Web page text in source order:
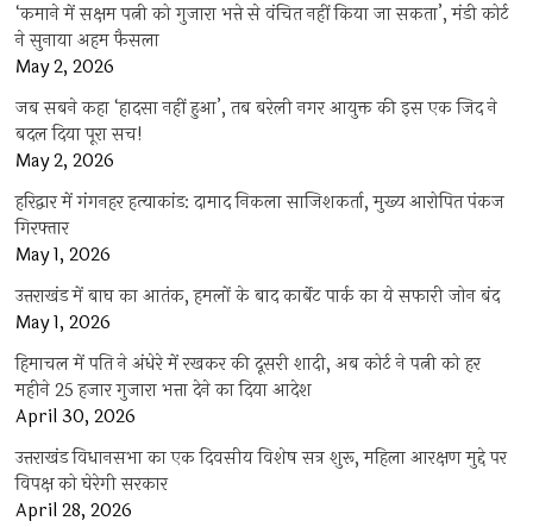
‘कमाने में सक्षम पत्नी को गुजारा भत्ते से वंचित नहीं किया जा सकता’, मंडी कोर्ट
ने सुनाया अहम फैसला
May 2, 2026
जब सबने कहा ‘हादसा नहीं हुआ’, तब बरेली नगर आयुक्त की इस एक जिद ने
बदल दिया पूरा सच!
May 2, 2026
हरिद्वार में गंगनहर हत्याकांड: दामाद निकला साजिशकर्ता, मुख्य आरोपित पंकज
गिरफ्तार
May 1, 2026
उत्तराखंड में बाघ का आतंक, हमलों के बाद कार्बेट पार्क का ये सफारी जोन बंद
May 1, 2026
हिमाचल में पति ने अंधेरे में रखकर की दूसरी शादी, अब कोर्ट ने पत्नी को हर
महीने 25 हजार गुजारा भत्ता देने का दिया आदेश
April 30, 2026
उत्तराखंड विधानसभा का एक दिवसीय विशेष सत्र शुरू, महिला आरक्षण मुद्दे पर
विपक्ष को घेरेगी सरकार
April 28, 2026